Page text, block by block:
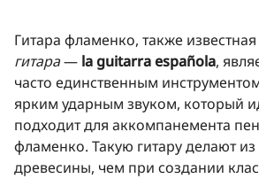
Гитара фламенко, также известная
гитара— la guitarra española,
часто единственным
ярким ударным звуком, который
подходит для аккомпанемента
фламенко. Такую гитару делают из
древесины, чем при создании